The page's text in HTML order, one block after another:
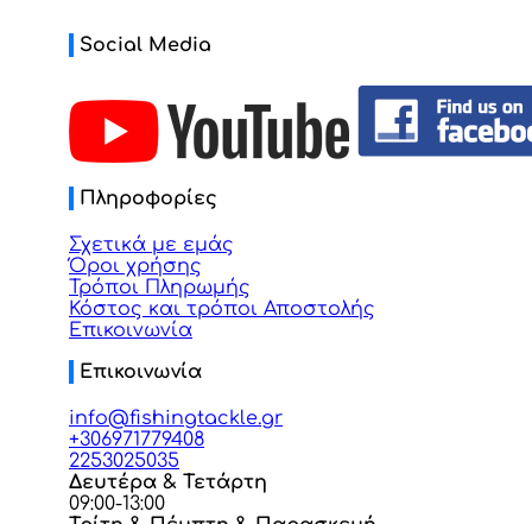
Social Media
Πληροφορίες
Σχετικά με εμάς
Όροι χρήσης
Τρόποι Πληρωμής
Κόστος και τρόποι Αποστολής
Επικοινωνία
Επικοινωνία
info@fishingtackle.gr
+306971779408
2253025035
Δευτέρα & Τετάρτη
09:00-13:00